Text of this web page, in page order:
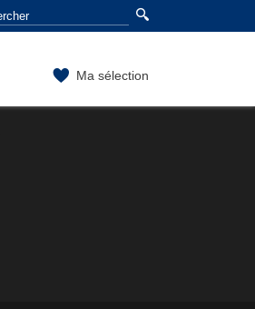
Ma sélection